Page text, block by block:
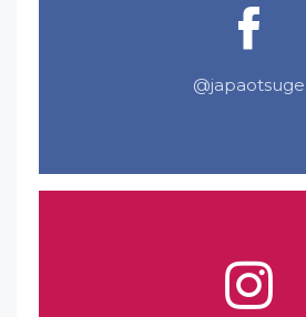
@japaotsuge